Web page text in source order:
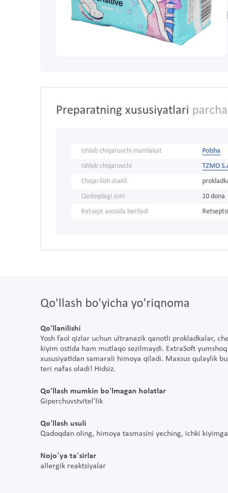
Preparatning xususiyatlari
Ishlab chiqaruvchi mamlakat
Polsha
Ishlab chiqaruvchi
TZMO
Chiqarilish shakli
Qadoqdagi soni
10 dona
Retsept asosida beriladi
Qo'llash bo'yicha yo'riqnoma
Qo'llanilishi
Yosh faol qizlar uchun ultranazik qanotli prokladkalar,
kiyim ostida ham mutlaqo sezilmaydi. ExtraSoft
xususiyatidan samarali himoya qiladi. Maxsus qulaylik
teri nafas oladi! Hidsiz.
Qo'llash mumkin bo'lmagan holatlar
Giperchuvstvitel'lik
Qo'llash usuli
Qadoqdan oling, himoya tasmasini yeching, ichki
Nojo´ya ta´sirlar
allergik reaktsiyalar